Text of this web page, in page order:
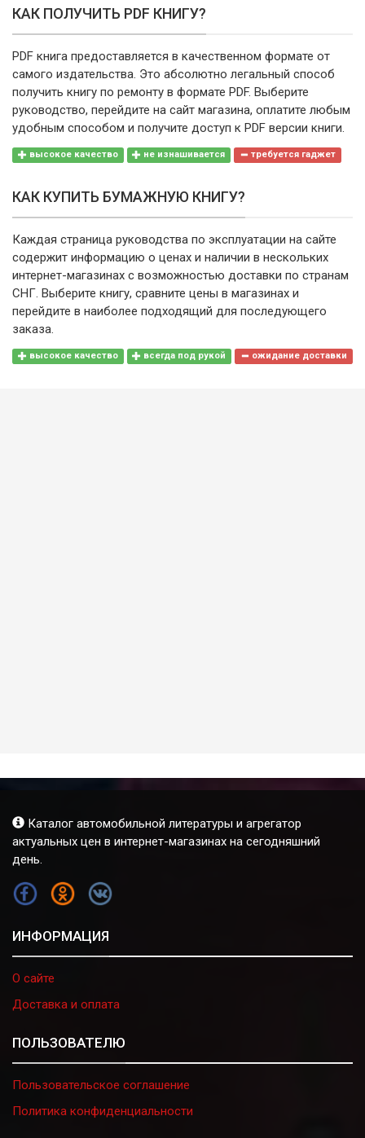
КАК ПОЛУЧИТЬ PDF КНИГУ?
PDF книга предоставляется в качественном формате от
самого издательства. Это абсолютно легальный способ
получить книгу по ремонту в формате PDF. Выберите
руководство, перейдите на сайт магазина, оплатите любым
удобным способом и получите доступ к PDF версии книги.
высокое качество не изнашивается требуется гаджет
КАК КУПИТЬ БУМАЖНУЮ КНИГУ?
Каждая страница руководства по эксплуатации на сайте
содержит информацию о ценах и наличии в нескольких
интернет-магазинах с возможностью доставки по странам
СНГ. Выберите книгу, сравните цены в магазинах и
перейдите в наиболее подходящий для последующего
заказа.
высокое качество всегда под рукой ожидание доставки
Каталог автомобильной литературы и агрегатор
актуальных цен в интернет-магазинах на сегодняшний
день.
FB OK VK
ИНФОРМАЦИЯ
О сайте
Доставка и оплата
ПОЛЬЗОВАТЕЛЮ
Пользовательское соглашение
Политика конфиденциальности